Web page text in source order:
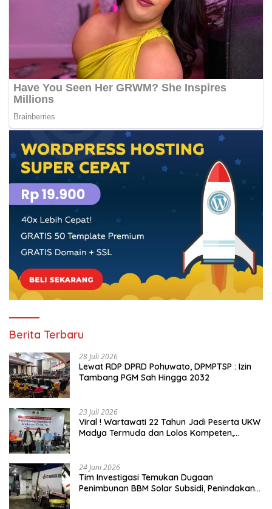
Berita Terbaru
28 Juli 2026
Lewat RDP DPRD Pohuwato, DPMPTSP : Izin
Tambang PGM Sah Hingga 2032
23 Juli 2026
Viral ! Wartawati 22 Tahun Jadi Peserta UKW
Madya Termuda dan Lolos Kompeten,
24 Juni 2026
Tim Investigasi Temukan Dugaan
Penimbunan BBM Solar Subsidi, Penindakan